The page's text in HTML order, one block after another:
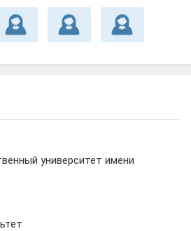
университет имени